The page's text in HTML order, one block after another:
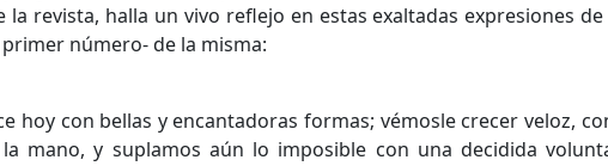
la revista, halla un vivo reflejo en estas exaltadas expresiones
número- de la misma:
hoy con bellas y encantadoras formas; vémosle crecer veloz,
mano, y suplamos aún lo imposible con una decidida